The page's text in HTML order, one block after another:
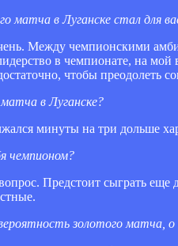
матча в Луганске стал для
Между чемпионскими
в чемпионате, на мой
чтобы преодолеть
в Луганске?
минуты на три дольше
чемпионом?
Предстоит сыграть еще
золотого матча, о